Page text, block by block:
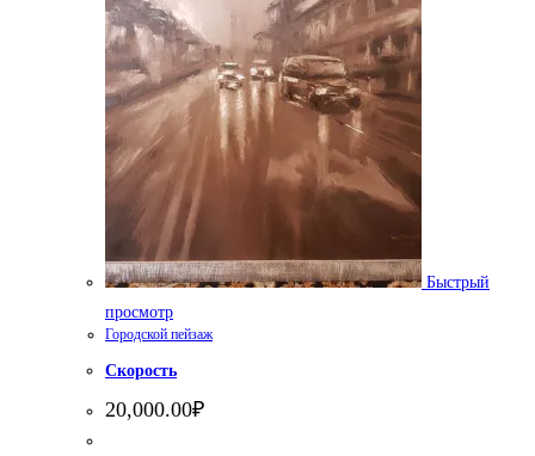
Быстрый
просмотр
Городской пейзаж
Скорость
20,000.00₽